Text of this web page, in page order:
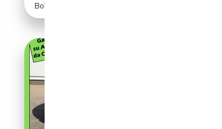
Boîte automatique